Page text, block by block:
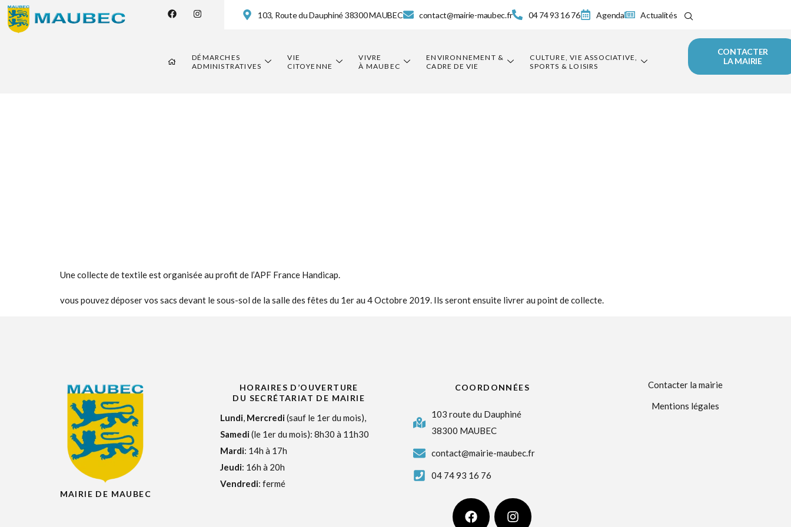
103, Route du Dauphiné 38300 MAUBEC contact@mairie-maubec.fr 04 74 93 16 76 Agenda Actualités
DÉMARCHES
ADMINISTRATIVES
VIE
CITOYENNE
VIVRE
À MAUBEC
ENVIRONNEMENT &
CADRE DE VIE
CULTURE, VIE ASSOCIATIVE,
SPORTS & LOISIRS
CONTACTER
LA MAIRIE
Une collecte de textile est organisée au profit de l’APF France Handicap.
vous pouvez déposer vos sacs devant le sous-sol de la salle des fêtes du 1er au 4 Octobre 2019. Ils seront ensuite livrer au point de collecte.
MAIRIE DE MAUBEC
HORAIRES D’OUVERTURE
DU SECRÉTARIAT DE MAIRIE
Lundi, Mercredi(sauf le 1er du mois),
Samedi(le 1er du mois): 8h30 à 11h30
Mardi: 14h à 17h
Jeudi: 16h à 20h
Vendredi: fermé
COORDONNÉES
103 route du Dauphiné
38300 MAUBEC
contact@mairie-maubec.fr
04 74 93 16 76
Contacter la mairie
Mentions légales